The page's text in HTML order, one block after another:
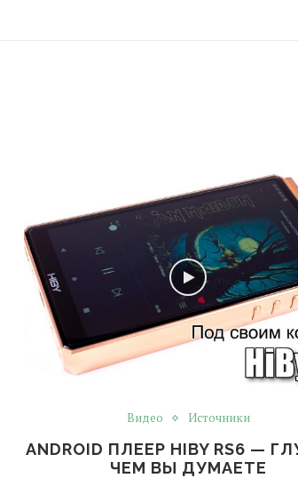
Видео Источники
ANDROID ПЛЕЕР HIBY RS6 —
ЧЕМ ВЫ ДУМАЕТЕ